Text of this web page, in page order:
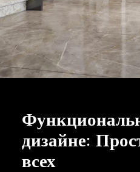
в
дизайне:
всех